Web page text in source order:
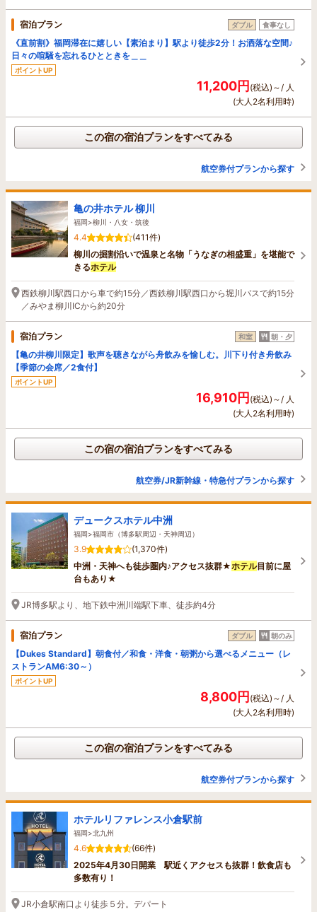
宿泊プラン ダブル 食事なし
《直前割》福岡滞在に嬉しい【素泊まり】駅より徒歩2分！お洒落な空間♪
日々の喧騒を忘れるひとときを＿＿
ポイントUP
11,200円(税込)～/ 人
(大人2名利用時)
この宿の宿泊プランをすべてみる
航空券付プランから探す
亀の井ホテル 柳川
福岡>柳川・八女・筑後
4.4
(411件)
柳川の掘割沿いで温泉と名物「うなぎの相盛重」を堪能で
きるホテル
西鉄柳川駅西口から車で約15分／西鉄柳川駅西口から堀川バスで約15分
／みやま柳川ICから約20分
宿泊プラン 和室 朝・夕
【亀の井柳川限定】歌声を聴きながら舟飲みを愉しむ。川下り付き舟飲み
【季節の会席／2食付】
ポイントUP
16,910円(税込)～/ 人
(大人2名利用時)
この宿の宿泊プランをすべてみる
航空券/JR新幹線・特急付プランから探す
デュークスホテル中洲
福岡>福岡市（博多駅周辺・天神周辺）
3.9
(1,370件)
中洲・天神へも徒歩圏内♪アクセス抜群★ホテル目前に屋
台もあり★
JR博多駅より、地下鉄中洲川端駅下車、徒歩約4分
宿泊プラン ダブル 朝のみ
【Dukes Standard】朝食付／和食・洋食・朝粥から選べるメニュー（レ
ストランAM6:30～）
ポイントUP
8,800円(税込)～/ 人
(大人2名利用時)
この宿の宿泊プランをすべてみる
航空券付プランから探す
ホテルリファレンス小倉駅前
福岡>北九州
4.6
(66件)
2025年4月30日開業 駅近くアクセスも抜群！飲食店も
多数有り！
JR小倉駅南口より徒歩５分。デパート